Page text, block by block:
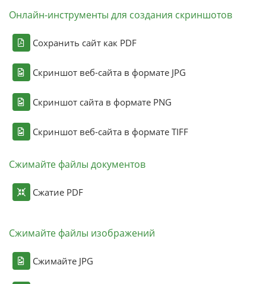
Онлайн-инструменты для создания скриншотов
Сохранить сайт как PDF
Скриншот веб-сайта в формате JPG
Скриншот сайта в формате PNG
Скриншот веб-сайта в формате TIFF
Сжимайте файлы документов
Сжатие PDF
Сжимайте файлы изображений
Сжимайте JPG